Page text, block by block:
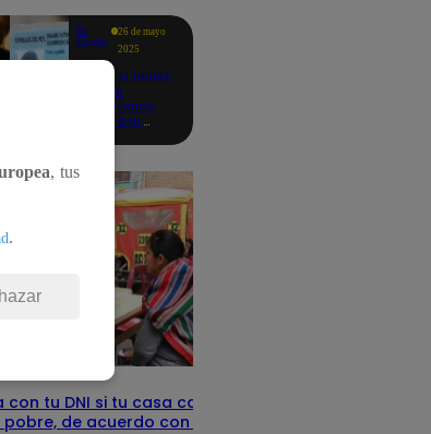
Te
ayudo
26 de mayo
2025
Revisa si tienes
deudas
consultando
con tu DNI:
detalles
con tu DNI si tu casa califica
de acuerdo con el Sisfoh
, tus
.